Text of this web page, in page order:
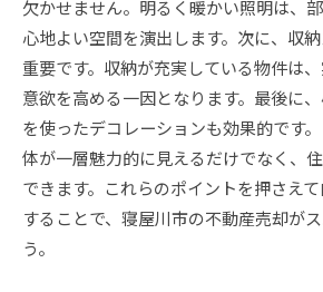
欠かせません。明るく暖かい照明は、部
心地よい空間を演出します。次に、収
重要です。収納が充実している物件は
意欲を高める一因となります。最後に
を使ったデコレーションも効果的です
体が一層魅力的に見えるだけでなく、
できます。これらのポイントを押さえ
することで、寝屋川市の不動産売却が
う。